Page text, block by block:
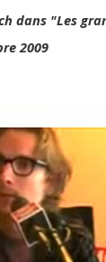
dans "Les
2009